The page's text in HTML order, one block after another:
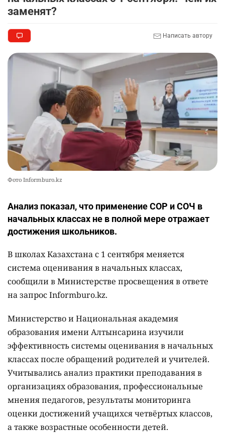
заменят?
Написать автору
Фото Informburo.kz
Анализ показал, что применение СОР и СОЧ в
начальных классах не в полной мере отражает
достижения школьников.
В школах Казахстана с 1 сентября меняется
система оценивания в начальных классах,
сообщили в Министерстве просвещения в ответе
на запрос Informburo.kz.
Министерство и Национальная академия
образования имени Алтынсарина изучили
эффективность системы оценивания в начальных
классах после обращений родителей и учителей.
Учитывались анализ практики преподавания в
организациях образования, профессиональные
мнения педагогов, результаты мониторинга
оценки достижений учащихся четвёртых классов,
а также возрастные особенности детей.